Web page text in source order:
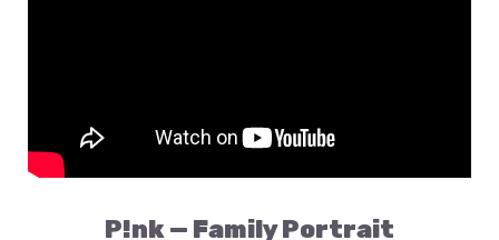
P!nk — Family Portrait